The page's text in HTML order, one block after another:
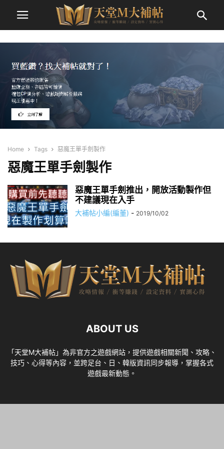
Home Tags 惡魔王單手劍製作
惡魔王單手劍製作
惡魔王單手劍推出，開放活動製作但
不建議現在入手
大補帖小編(編董) - 2019/10/02
ABOUT US
「天堂M大補帖」為非官方之遊戲網站，提供遊戲相關新聞、攻略、
技巧、心得等內容，並跨足台、日、韓版資訊同步報導，掌握各式
遊戲最新動態。